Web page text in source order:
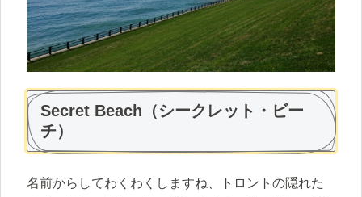
Secret Beach（シークレット・ビー
チ）
名前からしてわくわくしますね、トロントの隠れた